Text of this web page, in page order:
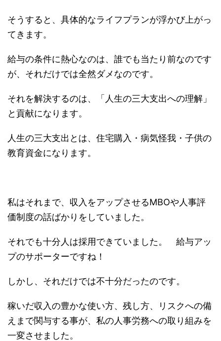
そうすると、具体的なライフプランが浮かび上がっ
てきます。
給与の条件に熱心なのは、誰でも当たり前なのです
が、それだけでは全然ダメなのです。
それを解決するのは、「人生の三大支出への理解」
と貢献になります。
人生の三大支出とは、住宅購入・病気怪我・子供の
教育資金になります。
私はそれまで、収入をアップさせるMBOや人事評
価制度の話ばかりをしていました。
それでも十分人は採用できていました。 給与アッ
プのサポーターですね！
しかし、それだけでは不十分だったのです。
稼いだ収入の豊かな使い方、残し方、リスクへの備
えまで関与する事が、私の人事労務への取り組みを
一変させました。